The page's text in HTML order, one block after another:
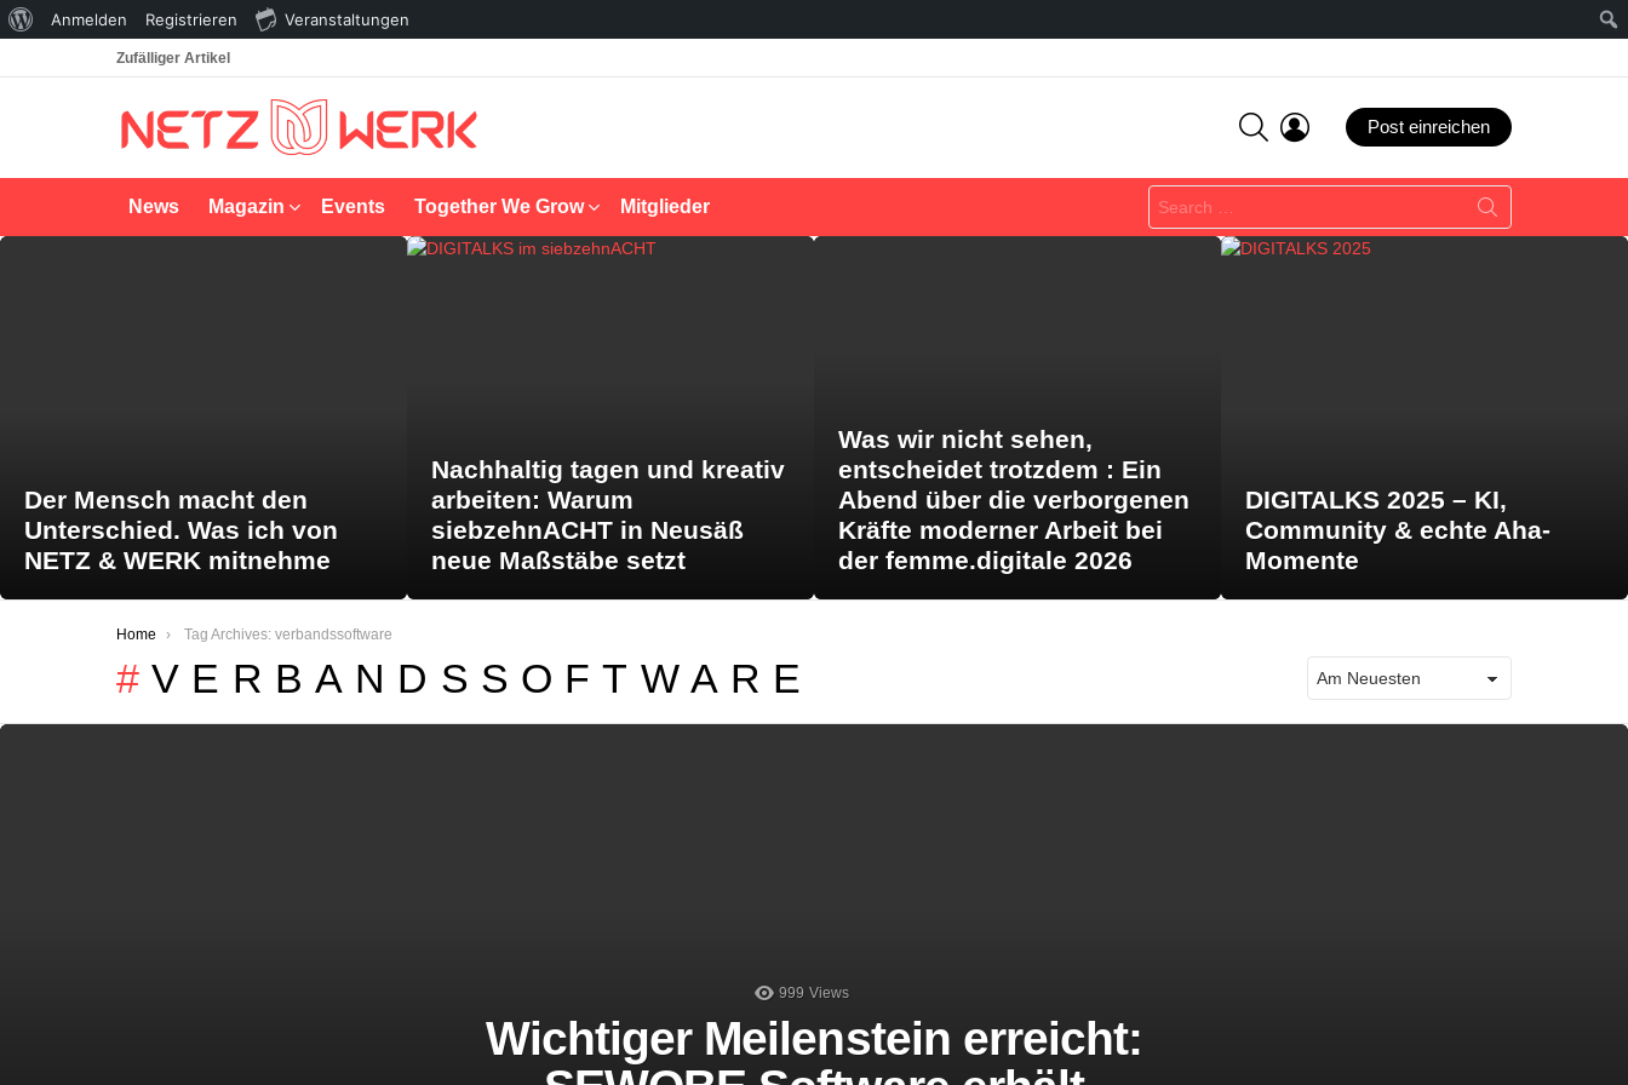
Zufälliger Artikel
SEARCHLOGIN
Post einreichen
News Magazin Events Together We Grow Mitglieder
Search
for:
Der Mensch macht den
Unterschied. Was ich von
NETZ & WERK mitnehme
Nachhaltig tagen und kreativ
arbeiten: Warum
siebzehnACHT in Neusäß
neue Maßstäbe setzt
Was wir nicht sehen,
entscheidet trotzdem : Ein
Abend über die verborgenen
Kräfte moderner Arbeit bei
der femme.digitale 2026
DIGITALKS 2025 – KI,
Community & echte Aha-
Momente
You are here:
Home Tag Archives: verbandssoftware
VERBANDSSOFTWARE
999 Views
Wichtiger Meilenstein erreicht:
Über
Anmelden Registrieren Veranstaltungen